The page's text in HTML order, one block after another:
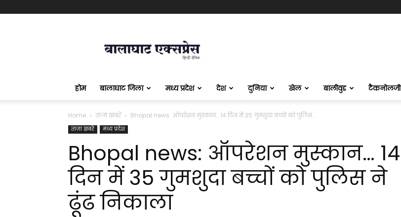
एक्सप्रेस
होम बालाघाट जिला मध्य प्रदेश देश दुनिया खेल बालीवुड टैकनोलजी
Home ताज़ा ख़बरें Bhopal news: ऑपरेशन मुस्‍कान… 14 दिन में 35 गुमशुदा बच्चों को पुलिस...
ताज़ा ख़बरें मध्य प्रदेश
Bhopal news: ऑपरेशन मुस्‍कान… 14
दिन में 35 गुमशुदा बच्चों को पुलिस ने
ढूंढ निकाला